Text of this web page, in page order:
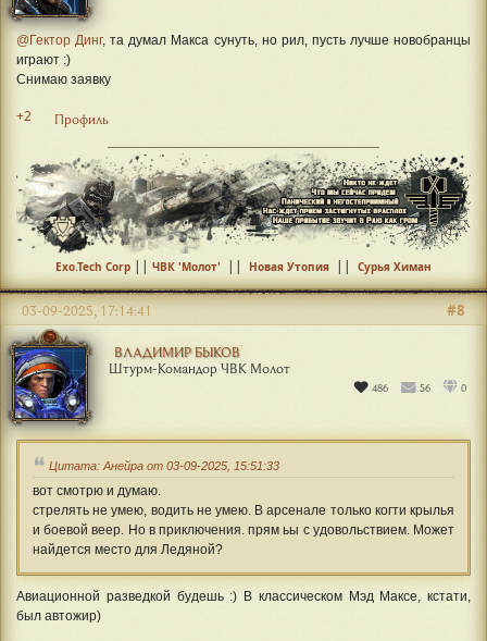
@Гектор Динг, та думал Макса сунуть, но рил, пусть лучше новобранцы
играют :)
Снимаю заявку
+2 Профиль
Exo.Tech Corp || ЧВК 'Молот' || Новая Утопия || Сурья Химан
ВЛАДИМИР БЫКОВ
Штурм-Командор ЧВК Молот
486 56 0
#8
03-09-2025, 17:14:41
Цитата: Анейра от 03-09-2025, 15:51:33
вот смотрю и думаю.
стрелять не умею, водить не умею. В арсенале только когти крылья
и боевой веер. Но в приключения. прям ьы с удовольствием. Может
найдется место для Ледяной?
Авиационной разведкой будешь :) В классическом Мэд Максе, кстати,
был автожир)